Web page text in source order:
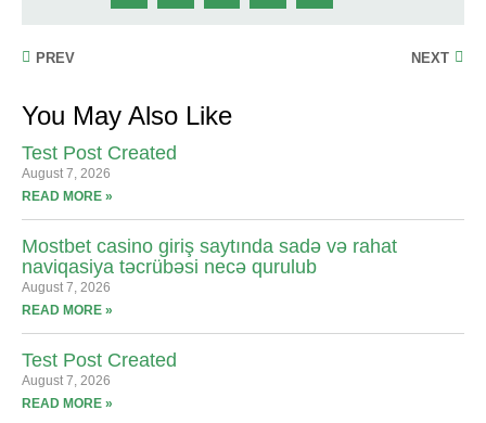
PREV NEXT
You May Also Like
Test Post Created
August 7, 2026
READ MORE »
Mostbet casino giriş saytında sadə və rahat
naviqasiya təcrübəsi necə qurulub
August 7, 2026
READ MORE »
Test Post Created
August 7, 2026
READ MORE »